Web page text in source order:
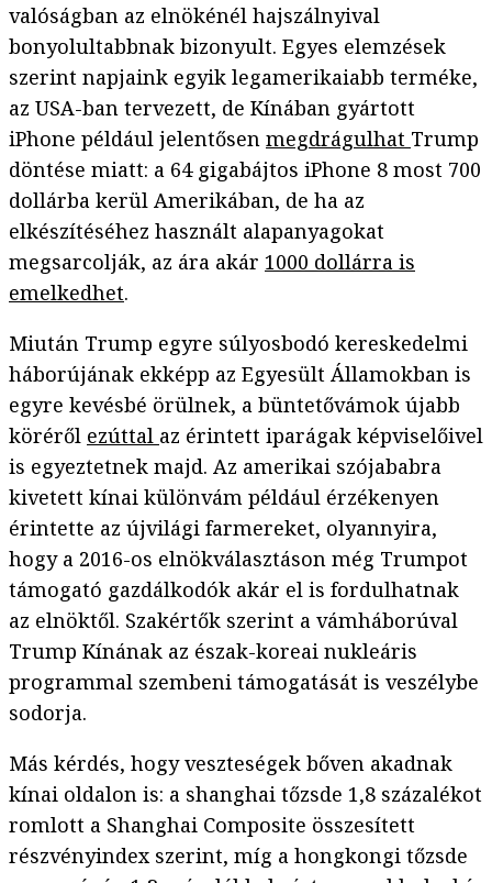
valóságban az elnökénél hajszálnyival
bonyolultabbnak bizonyult. Egyes elemzések
szerint napjaink egyik legamerikaiabb terméke,
az USA-ban tervezett, de Kínában gyártott
iPhone például jelentősen megdrágulhat Trump
döntése miatt: a 64 gigabájtos iPhone 8 most 700
dollárba kerül Amerikában, de ha az
elkészítéséhez használt alapanyagokat
megsarcolják, az ára akár 1000 dollárra is
emelkedhet.
Miután Trump egyre súlyosbodó kereskedelmi
háborújának ekképp az Egyesült Államokban is
egyre kevésbé örülnek, a büntetővámok újabb
köréről ezúttal az érintett iparágak képviselőivel
is egyeztetnek majd. Az amerikai szójababra
kivetett kínai különvám például érzékenyen
érintette az újvilági farmereket, olyannyira,
hogy a 2016-os elnökválasztáson még Trumpot
támogató gazdálkodók akár el is fordulhatnak
az elnöktől. Szakértők szerint a vámháborúval
Trump Kínának az észak-koreai nukleáris
programmal szembeni támogatását is veszélybe
sodorja.
Más kérdés, hogy veszteségek bőven akadnak
kínai oldalon is: a shanghai tőzsde 1,8 százalékot
romlott a Shanghai Composite összesített
részvényindex szerint, míg a hongkongi tőzsde